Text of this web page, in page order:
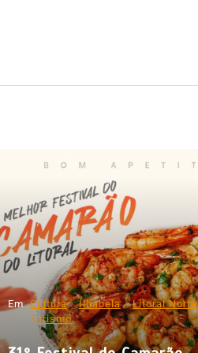
Em Cultura Ilhabela
Litoral Norte
Turismo